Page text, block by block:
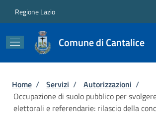
Regione Lazio
Comune di Cantalice
Briciole di pane
Home / Servizi / Autorizzazioni /
Occupazione di suolo pubblico per
elettorali e referendarie: rilascio della